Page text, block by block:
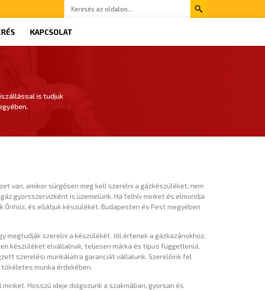
KAPCSOLAT
is tudjuk
van, amikor sürgősen meg kell szerelni a gázkészüléket, nem
gyorsszervizként is üzemelünk. Ha felhív minket és elmondja
és ellátjuk készülékét. Budapesten és Pest megyében
megtudják szerelni a készülékét. Jól értenek a gázkazánokhoz,
készüléket elvállalnak, teljesen márka és típus függetlenül.
szerelési munkálatra garanciát vállalunk. Szerelőink fel
munka érdekében.
Hosszú ideje dolgozunk a szakmában, gyorsan és